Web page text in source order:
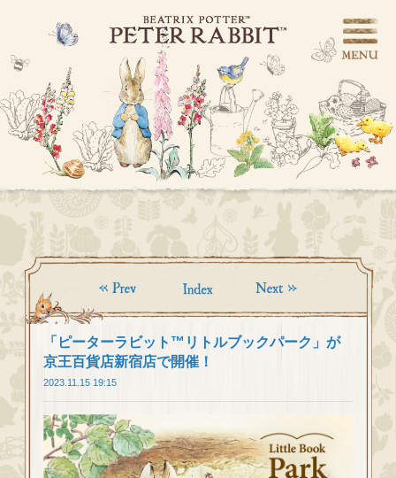
「ピーターラビット™リトルブックパーク」が
京王百貨店新宿店で開催！
2023.11.15 19:15